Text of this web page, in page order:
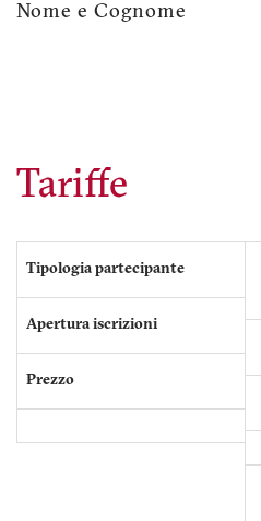
Nome e Cognome
Tariffe
Tipologia partecipante
Apertura iscrizioni
Prezzo